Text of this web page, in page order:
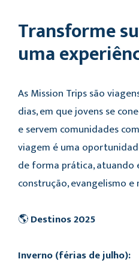
Transforme
uma
As Mission Trips são
dias, em que jovens se
e servem comunidades
viagem é uma
de forma prática, atuando
construção, evangelismo e
🌎Destinos 2025
Inverno (férias de julho):